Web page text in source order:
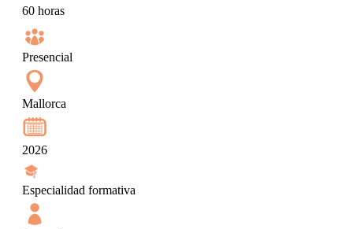
60 horas
Presencial
Mallorca
2026
Especialidad formativa